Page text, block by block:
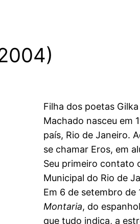
Filha dos poetas
Machado nasceu em
país, Rio de Janeiro.
se chamar Eros, em
Seu primeiro contato
Municipal do Rio de
Em 6 de setembro
Montaria, do
que tudo indica, a